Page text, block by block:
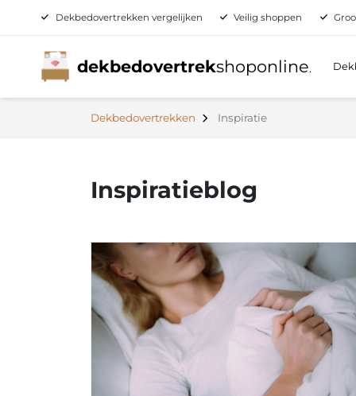
Dekbedovertrekken vergelijken Veilig shoppen
dekbedovertrekshoponline.
Dekbedovertrekken Inspiratie
Inspiratieblog